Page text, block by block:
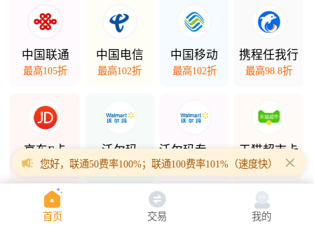
中国联通
最高105折
中国电信
最高102折
中国移动
最高102折
携程任我行
最高98.8折
京东E卡
最高98折
沃尔玛
最高98.5折
沃尔玛专项卡
最高94.3折
天猫超市卡
最高94.7折
您好，联通50费率100%；联通100费率101%（速度快）；联通
首页 交易 我的